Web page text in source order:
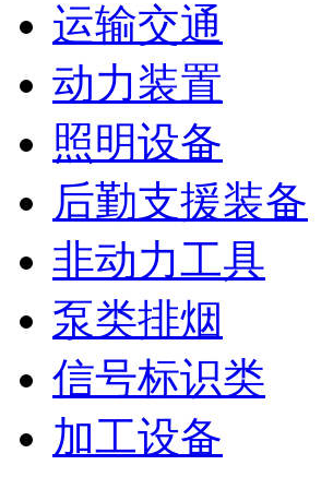
运输交通
动力装置
照明设备
后勤支援装备
非动力工具
泵类排烟
信号标识类
加工设备